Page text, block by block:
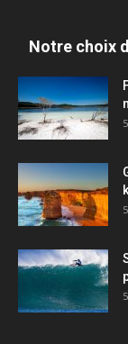
Notre choix